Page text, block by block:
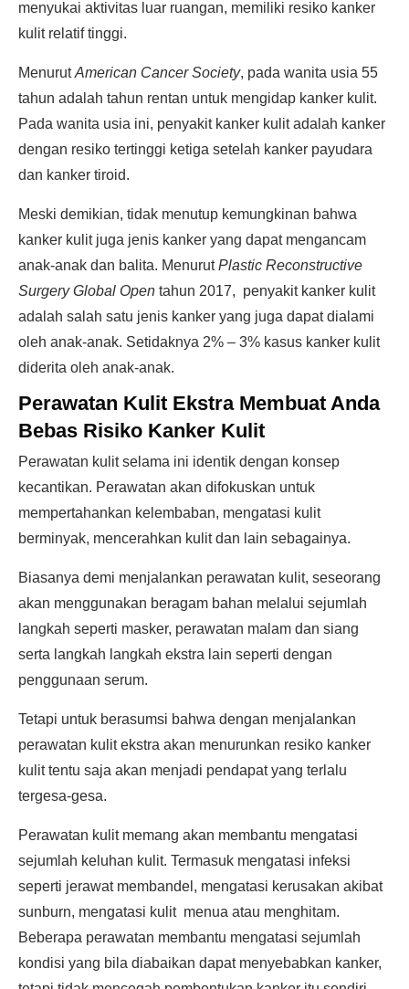
menyukai aktivitas luar ruangan, memiliki resiko kanker
kulit relatif tinggi.
MenurutAmerican Cancer Society, pada wanita usia 55
tahun adalah tahun rentan untuk mengidap kanker kulit.
Pada wanita usia ini, penyakit kanker kulit adalah kanker
dengan resiko tertinggi ketiga setelah kanker payudara
dan kanker tiroid.
Meski demikian, tidak menutup kemungkinan bahwa
kanker kulit juga jenis kanker yang dapat mengancam
anak-anak dan balita. MenurutPlastic Reconstructive
Surgery Global Open tahun 2017, penyakit kanker kulit
adalah salah satu jenis kanker yang juga dapat dialami
oleh anak-anak. Setidaknya 2% – 3% kasus kanker kulit
diderita oleh anak-anak.
Perawatan Kulit Ekstra Membuat Anda
Bebas Risiko Kanker Kulit
Perawatan kulit selama ini identik dengan konsep
kecantikan. Perawatan akan difokuskan untuk
mempertahankan kelembaban, mengatasi kulit
berminyak, mencerahkan kulit dan lain sebagainya.
Biasanya demi menjalankan perawatan kulit, seseorang
akan menggunakan beragam bahan melalui sejumlah
langkah seperti masker, perawatan malam dan siang
serta langkah langkah ekstra lain seperti dengan
penggunaan serum.
Tetapi untuk berasumsi bahwa dengan menjalankan
perawatan kulit ekstra akan menurunkan resiko kanker
kulit tentu saja akan menjadi pendapat yang terlalu
tergesa-gesa.
Perawatan kulit memang akan membantu mengatasi
sejumlah keluhan kulit. Termasuk mengatasi infeksi
seperti jerawat membandel, mengatasi kerusakan akibat
sunburn, mengatasi kulit menua atau menghitam.
Beberapa perawatan membantu mengatasi sejumlah
kondisi yang bila diabaikan dapat menyebabkan kanker,